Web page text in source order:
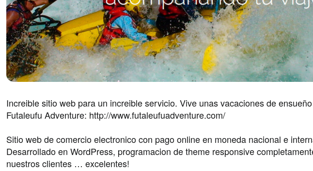
Increible sitio web para un increible servicio. Vive unas vacaciones de
Futaleufu Adventure: http://www.futaleufuadventure.com/
Sitio web de comercio electronico con pago online en moneda nacional e
Desarrollado en WordPress, programacion de theme responsive
nuestros clientes … excelentes!